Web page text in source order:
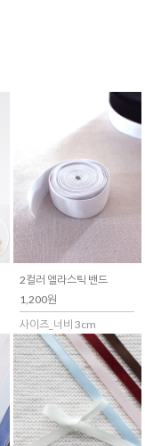
2컬러 엘라스틱 밴드
1,200원
사이즈_너비 3cm